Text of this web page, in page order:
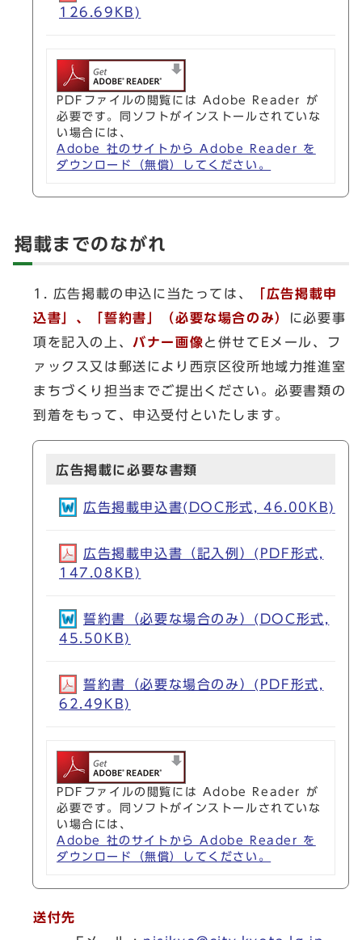
126.69KB)
PDFファイルの閲覧には Adobe Reader が
必要です。同ソフトがインストールされていな
い場合には、
Adobe 社のサイトから Adobe Reader を
ダウンロード（無償）してください。
掲載までのながれ
1. 広告掲載の申込に当たっては、
「広告掲載申
込書」、「誓約書」（必要な場合のみ）
に必要事
項を記入の上、 バナー画像と併せてEメール、フ
ァックス又は郵送により西京区役所地域力推進室
まちづくり担当までご提出ください。必要書類の
到着をもって、申込受付といたします。
広告掲載に必要な書類
広告掲載申込書(DOC形式, 46.00KB)
広告掲載申込書（記入例）(PDF形式,
147.08KB)
誓約書（必要な場合のみ）(DOC形式,
45.50KB)
誓約書（必要な場合のみ）(PDF形式,
62.49KB)
PDFファイルの閲覧には Adobe Reader が
必要です。同ソフトがインストールされていな
い場合には、
Adobe 社のサイトから Adobe Reader を
ダウンロード（無償）してください。
送付先